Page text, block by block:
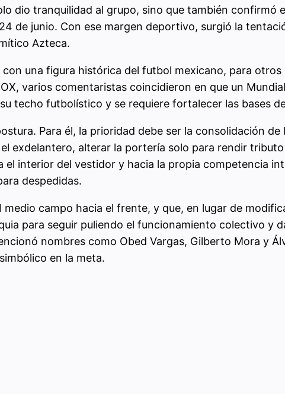
dio tranquilidad al grupo, sino que también confirmó
de junio. Con ese margen deportivo, surgió la
Azteca.
una figura histórica del futbol mexicano, para otros
varios comentaristas coincidieron en que un
techo futbolístico y se requiere fortalecer las bases
Para él, la prioridad debe ser la consolidación de
exdelantero, alterar la portería solo para rendir
el interior del vestidor y hacia la propia competencia
despedidas.
campo hacia el frente, y que, en lugar de
para seguir puliendo el funcionamiento colectivo y
nombres como Obed Vargas, Gilberto Mora y
en la meta.